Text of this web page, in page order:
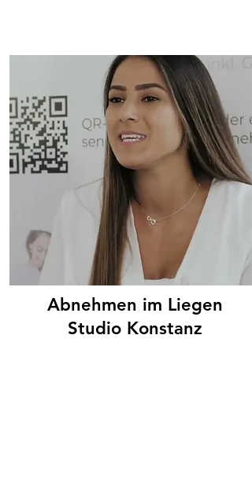
Abnehmen im Liegen
Studio Konstanz